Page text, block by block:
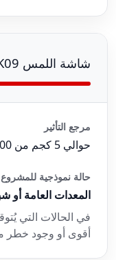
شاشة اللمس IK09
مرجع التأثير
حوالي 5 كجم من 200 ملم
حالة نموذجية للمشروع
المعدات العامة أو
في الحالات التي
أقوى أو وجود خطر